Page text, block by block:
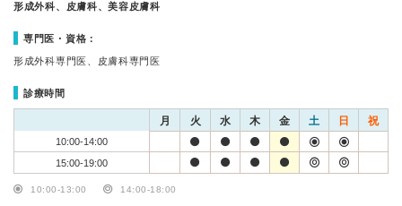
形成外科、皮膚科、美容皮膚科
専門医・資格：
形成外科専門医、皮膚科専門医
診療時間
月 火 水 木 金 土 日 祝
10:00-14:00
15:00-19:00
10:00-13:00 14:00-18:00